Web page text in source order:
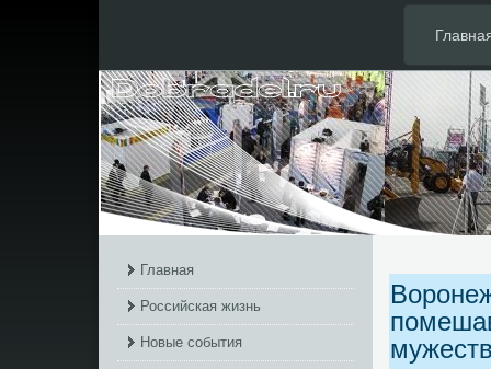
Главная
Российская жизнь
Новые события